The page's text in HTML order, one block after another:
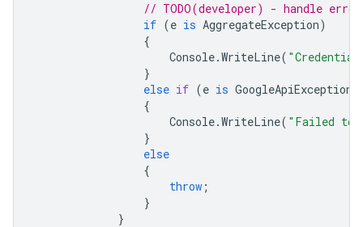
// TODO(developer) - handle
if (e is AggregateException)
{
Console.WriteLine(
}
else if (e is GoogleApiException
{
Console.WriteLine( "Failed to
}
else
{
throw ;
}
}